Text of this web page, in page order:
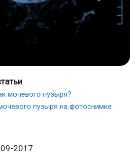
мочевого пузыря?
пузыря на фотоснимке
2017